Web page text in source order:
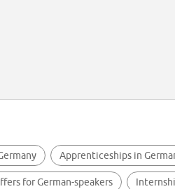
Apprenticeships in
for German-speakers